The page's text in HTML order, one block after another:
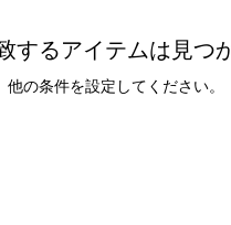
するアイテムは見つ
他の条件を設定してください。